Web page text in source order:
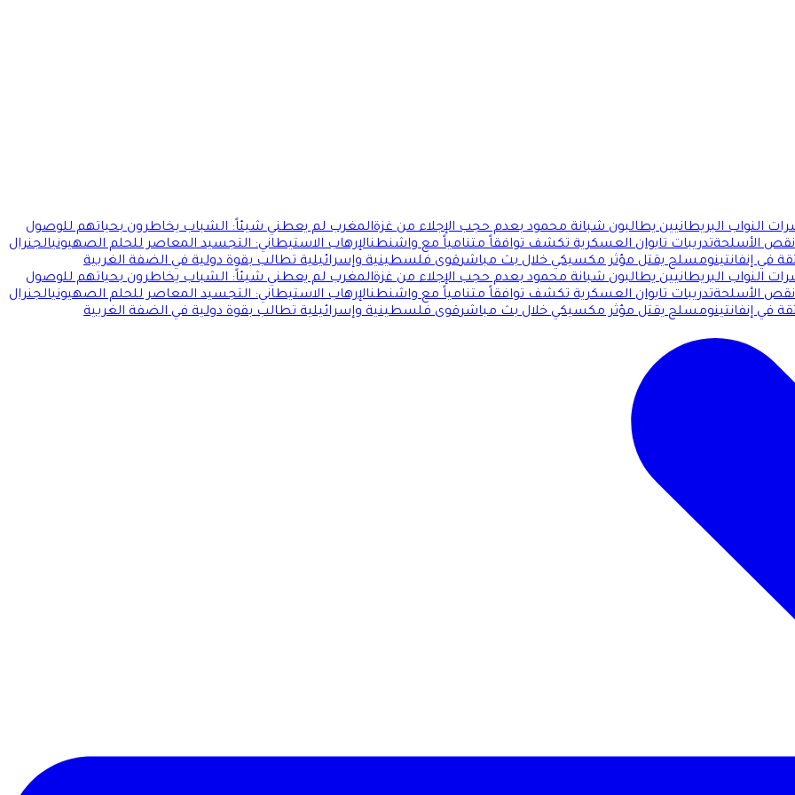
النواب البريطانيين يطالبون شبانة محمود بعدم حجب الإجلاء من غزةالمغرب لم يعطني شيئاً: الشباب يخاطرون بحياتهم للوصول
نقص الأسلحةتدريبات تايوان العسكرية تكشف توافقاً متنامياً مع واشنطنالإرهاب الاستيطاني: التجسيد المعاصر للحلم الصهيونيالجنرال
في إنفانتينومسلح يقتل مؤثر مكسيكي خلال بث مباشرقوى فلسطينية وإسرائيلية تطالب بقوة دولية في الضفة الغربية
النواب البريطانيين يطالبون شبانة محمود بعدم حجب الإجلاء من غزةالمغرب لم يعطني شيئاً: الشباب يخاطرون بحياتهم للوصول
نقص الأسلحةتدريبات تايوان العسكرية تكشف توافقاً متنامياً مع واشنطنالإرهاب الاستيطاني: التجسيد المعاصر للحلم الصهيونيالجنرال
في إنفانتينومسلح يقتل مؤثر مكسيكي خلال بث مباشرقوى فلسطينية وإسرائيلية تطالب بقوة دولية في الضفة الغربية